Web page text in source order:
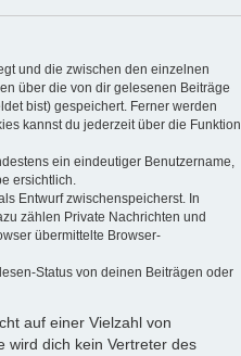
und die zwischen den einzelnen
über die von dir gelesenen Beiträge
bist) gespeichert. Ferner werden
kannst du jederzeit über die Funktion
ein eindeutiger Benutzername,
ersichtlich.
Entwurf zwischenspeicherst. In
zählen Private Nachrichten und
übermittelte Browser-
Status von deinen Beiträgen oder
auf einer Vielzahl von
wird dich kein Vertreter des